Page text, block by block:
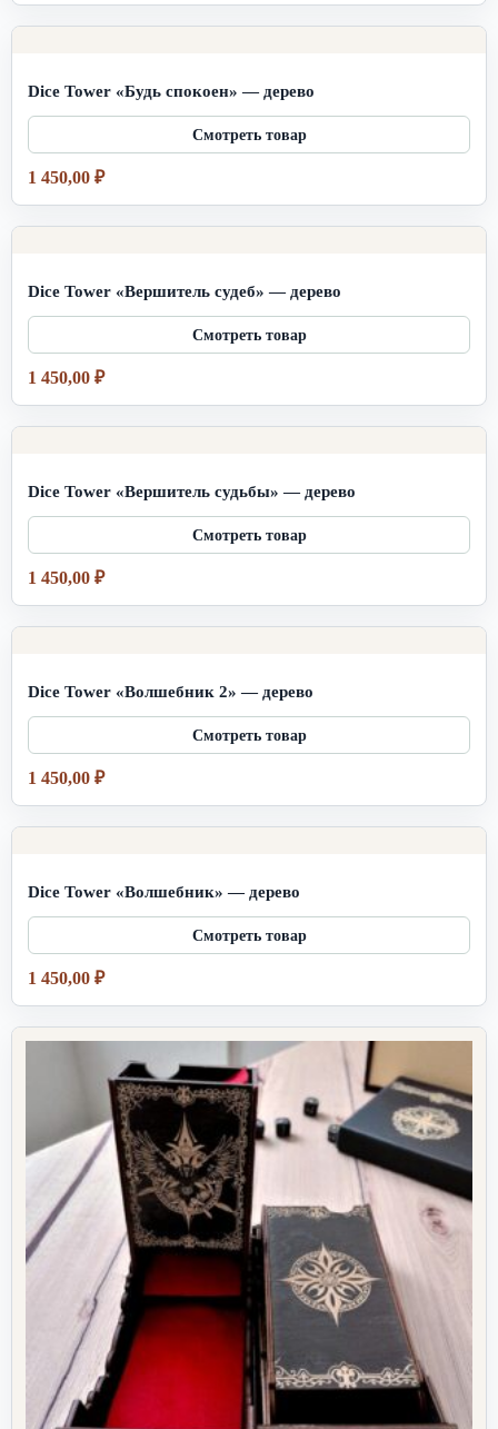
Dice Tower «Будь спокоен» — дерево
1 450,00 ₽
Dice Tower «Вершитель судеб» — дерево
1 450,00 ₽
Dice Tower «Вершитель судьбы» — дерево
1 450,00 ₽
Dice Tower «Волшебник 2» — дерево
1 450,00 ₽
Dice Tower «Волшебник» — дерево
1 450,00 ₽